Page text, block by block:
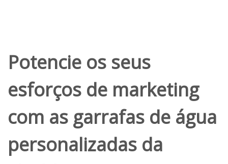
Potencie os seus
esforços de marketing
com as garrafas de água
personalizadas da